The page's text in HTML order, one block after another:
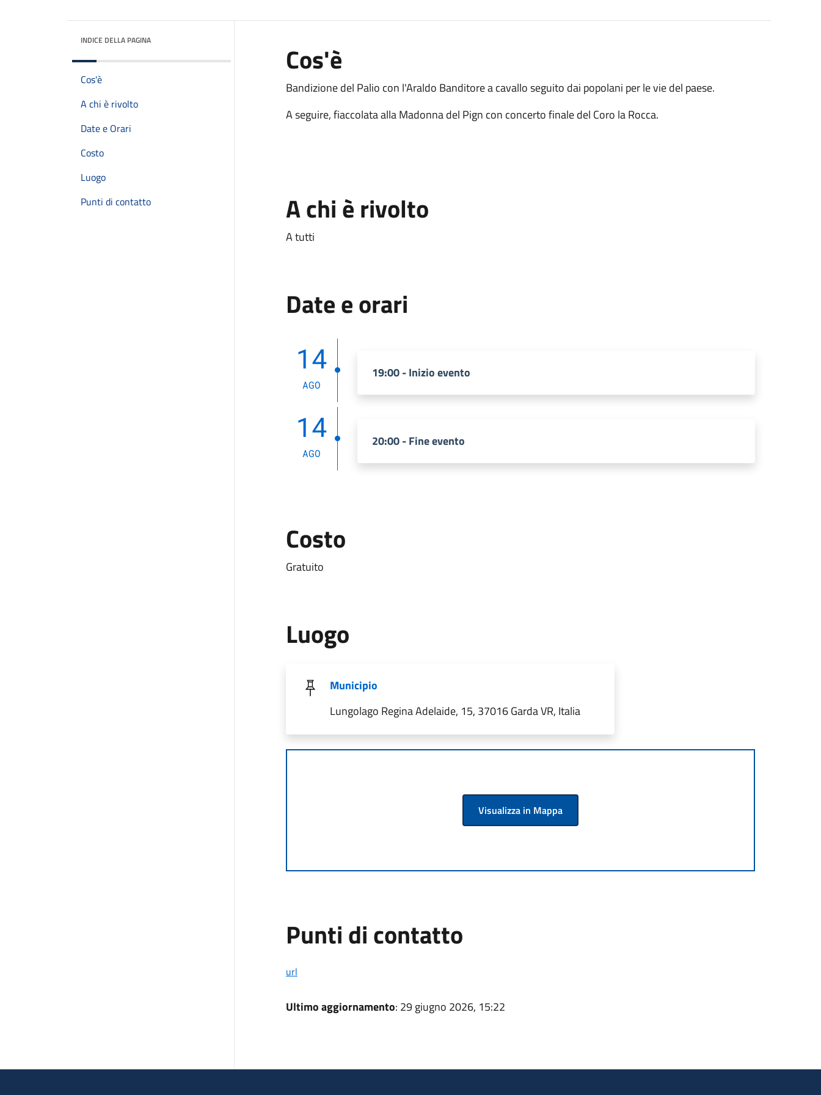
INDICE DELLA PAGINA
Cos'è
A chi è rivolto
Date e Orari
Costo
Luogo
Punti di contatto
Cos'è
Bandizione del Palio con l'Araldo Banditore a cavallo seguito dai popolani per le vie del paese.
A seguire, fiaccolata alla Madonna del Pign con concerto finale del Coro la Rocca.
A chi è rivolto
A tutti
Date e orari
14
AGO
19:00 - Inizio evento
14
AGO
20:00 - Fine evento
Costo
Gratuito
Luogo
Municipio
Lungolago Regina Adelaide, 15, 37016 Garda VR, Italia
Visualizza in Mappa
Punti di contatto
url
Ultimo aggiornamento: 29 giugno 2026, 15:22